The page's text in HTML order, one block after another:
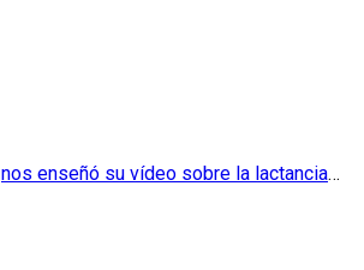
nos enseñó su vídeo sobre la lactancia…